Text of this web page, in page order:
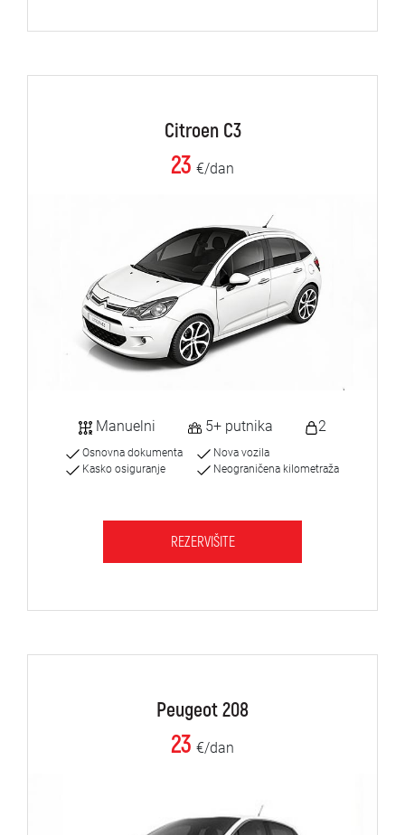
Citroen C3
23 €/dan
Manuelni 5+ putnika 2
Osnovna dokumenta
Kasko osiguranje
Nova vozila
Neograničena kilometraža
REZERVIŠITE
Peugeot 208
23 €/dan